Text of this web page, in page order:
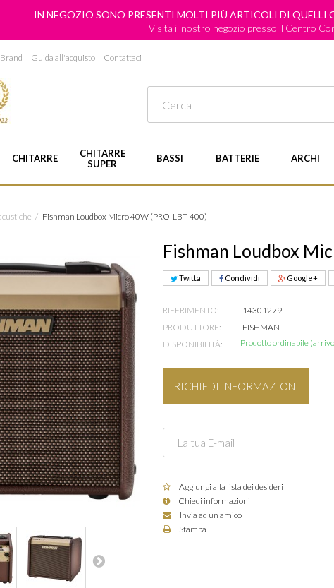
IN NEGOZIO SONO PRESENTI MOLTI PIÙ ARTICOLI DI QUELLI
Visita il nostro negozio presso il Centro
Brand Guida all'acquisto Contattaci
CHITARRE
CHITARRE
SUPER
BASSI BATTERIE ARCHI
/ Fishman Loudbox Micro 40W (PRO-LBT-400)
Fishman Loudbox
Twitta Condividi Google+
RIFERIMENTO:
14301279
PRODUTTORE:
FISHMAN
DISPONIBILITÀ:
Prodotto ordinabile
RICHIEDI INFORMAZIONI
Aggiungi alla lista dei desideri
Chiedi informazioni
Invia ad un amico
Stampa